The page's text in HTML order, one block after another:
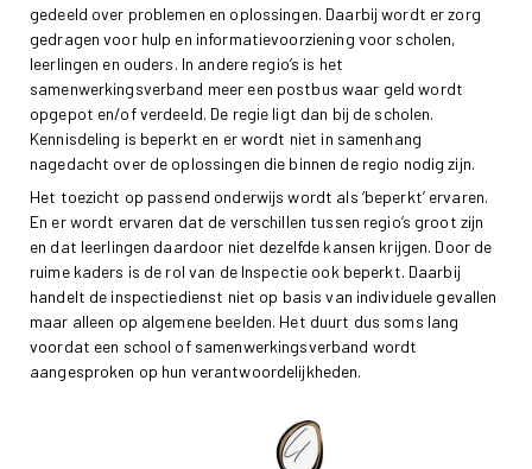
gedeeld over problemen en oplossingen. Daarbij wordt er zorg
gedragen voor hulp en informatievoorziening voor scholen,
leerlingen en ouders. In andere regio’s is het
samenwerkingsverband meer een postbus waar geld wordt
opgepot en/of verdeeld. De regie ligt dan bij de scholen.
Kennisdeling is beperkt en er wordt niet in samenhang
nagedacht over de oplossingen die binnen de regio nodig zijn.
Het toezicht op passend onderwijs wordt als ‘beperkt’ ervaren.
En er wordt ervaren dat de verschillen tussen regio’s groot zijn
en dat leerlingen daardoor niet dezelfde kansen krijgen. Door de
ruime kaders is de rol van de Inspectie ook beperkt. Daarbij
handelt de inspectiedienst niet op basis van individuele gevallen
maar alleen op algemene beelden. Het duurt dus soms lang
voordat een school of samenwerkingsverband wordt
aangesproken op hun verantwoordelijkheden.